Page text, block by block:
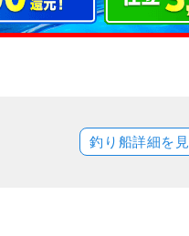
釣り船詳細を